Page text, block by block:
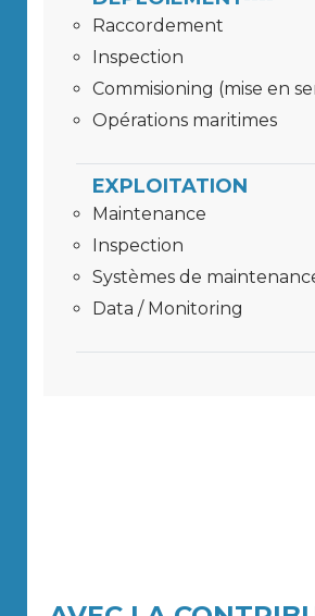
Raccordement
Inspection
Commisioning (mise en
Opérations maritimes
EXPLOITATION
Maintenance
Inspection
Systèmes de
Data / Monitoring